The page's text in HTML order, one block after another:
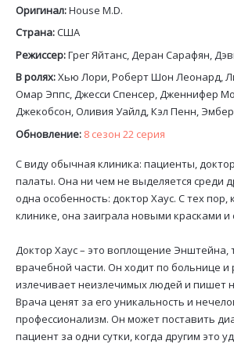
Оригинал:House M.D.
Страна:США
Режиссер:Грег Яйтанс, Деран Сарафян,
В ролях:Хью Лори, Роберт Шон Леонард,
Омар Эппс, Джесси Спенсер, Дженнифер
Джекобсон, Оливия Уайлд, Кэл Пенн,
Обновление: 8 сезон 22 серия
С виду обычная клиника: пациенты,
палаты. Она ни чем не выделяется среди
одна особенность: доктор Хаус. С тех пор,
клинике, она заиграла новыми красками и
Доктор Хаус – это воплощение Энштейна,
врачебной части. Он ходит по больнице и
излечивает неизлечимых людей и пишет
Врача ценят за его уникальность и
профессионализм. Он может поставить
пациент за одни сутки, когда другим это